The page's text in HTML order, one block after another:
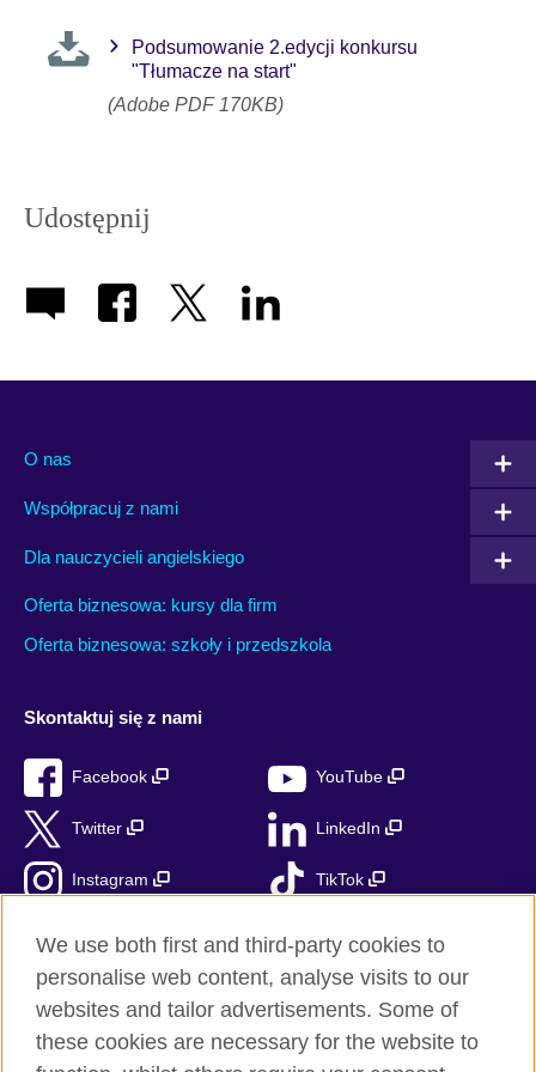
Podsumowanie 2.edycji konkursu
"Tłumacze na start"
(Adobe PDF 170KB)
Udostępnij
O nas
Współpracuj z nami
Dla nauczycieli angielskiego
Oferta biznesowa: kursy dla firm
Oferta biznesowa: szkoły i przedszkola
Skontaktuj się z nami
Facebook YouTube
Twitter LinkedIn
Instagram TikTok
British Council globalnie
We use both first and third-party cookies to
personalise web content, analyse visits to our
websites and tailor advertisements. Some of
these cookies are necessary for the website to